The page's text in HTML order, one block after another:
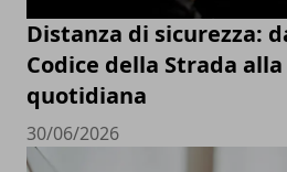
Distanza di sicurezza:
Codice della Strada
quotidiana
30/06/2026